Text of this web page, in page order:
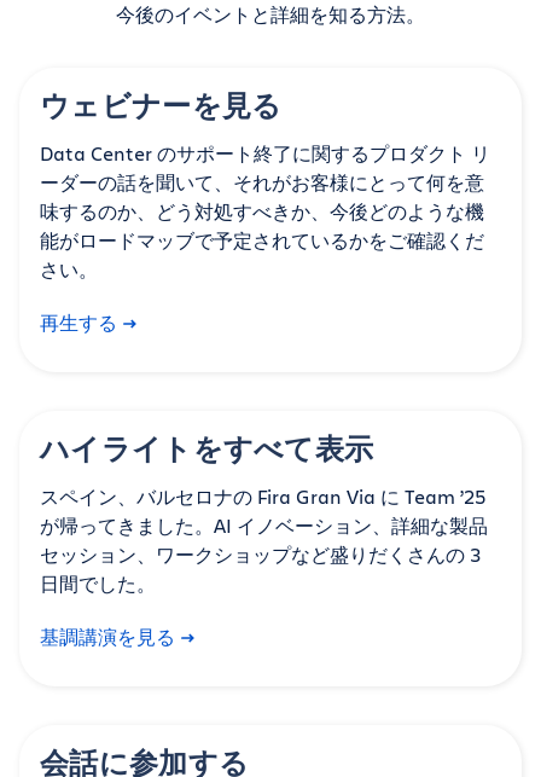
今後のイベントと詳細を知る方法。
ウェビナーを見る
Data Center のサポート終了に関するプロダクト リ
ーダーの話を聞いて、それがお客様にとって何を意
味するのか、どう対処すべきか、今後どのような機
能がロードマッブで予定されているかをご確認くだ
さい。
再生する
ハイライトをすべて表示
スペイン、バルセロナの Fira Gran Via に Team ’25
が帰ってきました。AI イノベーション、詳細な製品
セッション、ワークショップなど盛りだくさんの 3
日間でした。
基調講演を見る
会話に参加する